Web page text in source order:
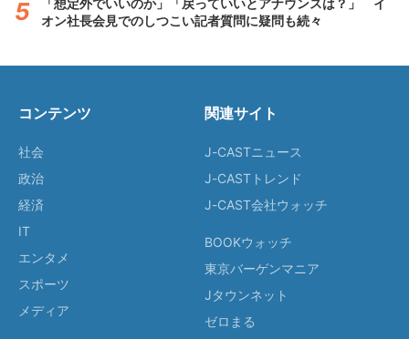
「想定外でいいのか」「戻っていいとアナウンスは？」 イ
オン社長会見でのしつこい記者質問に疑問も続々
コンテンツ
社会
政治
経済
IT
エンタメ
スポーツ
メディア
関連サイト
J-CASTニュース
J-CASTトレンド
J-CAST会社ウォッチ
BOOKウォッチ
東京バーゲンマニア
Jタウンネット
ゼロまる